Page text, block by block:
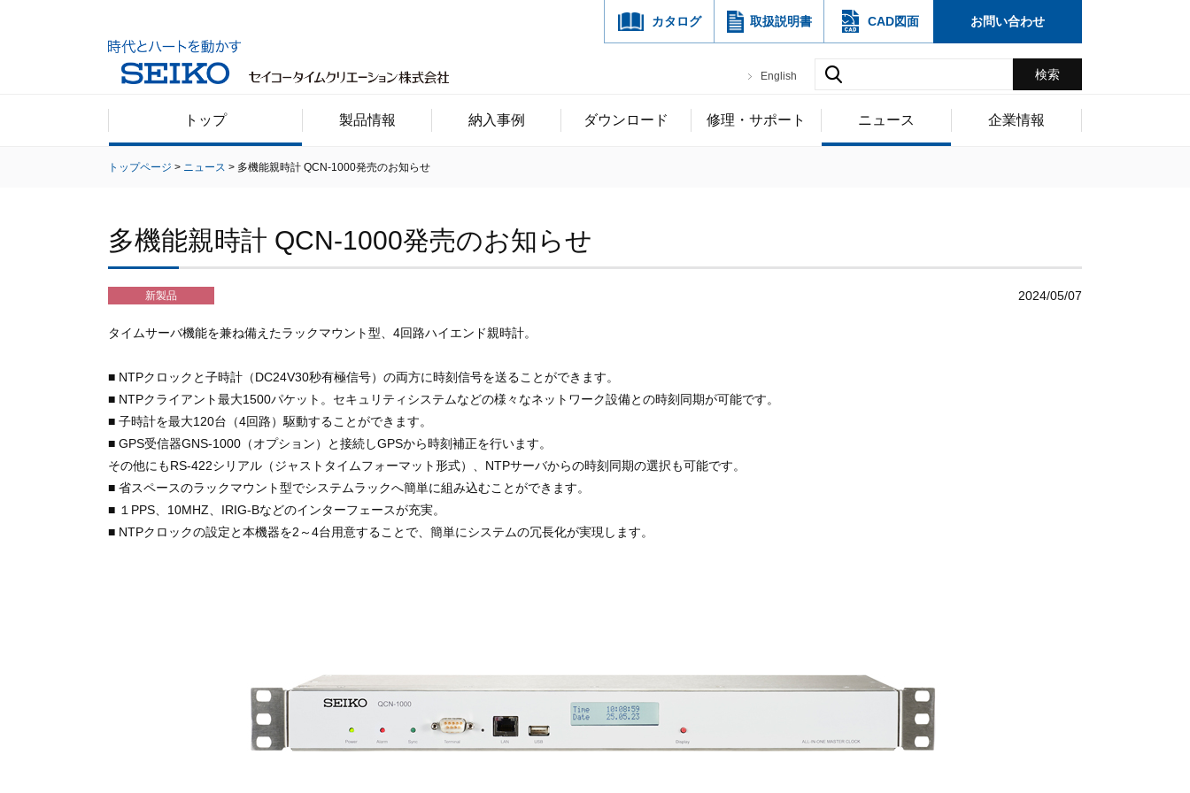
English
カタログ 取扱説明書 CAD図面 お問い合わせ
トップ 製品情報 納入事例 ダウンロード 修理・サポート ニュース 企業情報
トップページ ニュース 多機能親時計 QCN-1000発売のお知らせ
多機能親時計 QCN-1000発売のお知らせ
新製品 2024/05/07
タイムサーバ機能を兼ね備えたラックマウント型、4回路ハイエンド親時計。
■ NTPクロックと子時計（DC24V30秒有極信号）の両方に時刻信号を送ることができます。
■ NTPクライアント最大1500パケット。セキュリティシステムなどの様々なネットワーク設備との時刻同期が可能です。
■ 子時計を最大120台（4回路）駆動することができます。
■ GPS受信器GNS-1000（オプション）と接続しGPSから時刻補正を行います。
その他にもRS-422シリアル（ジャストタイムフォーマット形式）、NTPサーバからの時刻同期の選択も可能です。
■ 省スペースのラックマウント型でシステムラックへ簡単に組み込むことができます。
■ １PPS、10MHZ、IRIG-Bなどのインターフェースが充実。
■ NTPクロックの設定と本機器を2～4台用意することで、簡単にシステムの冗長化が実現します。